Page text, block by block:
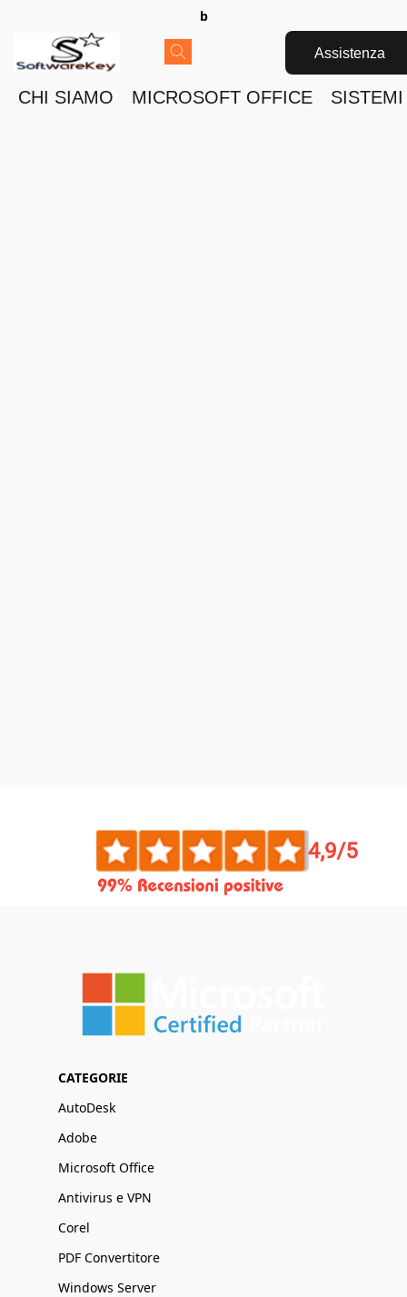
b
Assistenza
CHI SIAMO MICROSOFT OFFICE
CATEGORIE
AutoDesk
Adobe
Microsoft Office
Antivirus e VPN
Corel
PDF Convertitore
Windows Server